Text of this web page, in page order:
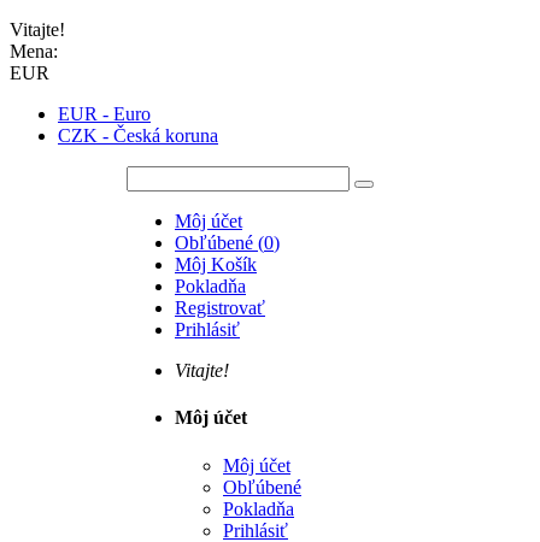
Vitajte!
Mena:
EUR
EUR - Euro
CZK - Česká koruna
Môj účet
Obľúbené (0)
Môj Košík
Pokladňa
Registrovať
Prihlásiť
Vitajte!
Môj účet
Môj účet
Obľúbené
Pokladňa
Prihlásiť